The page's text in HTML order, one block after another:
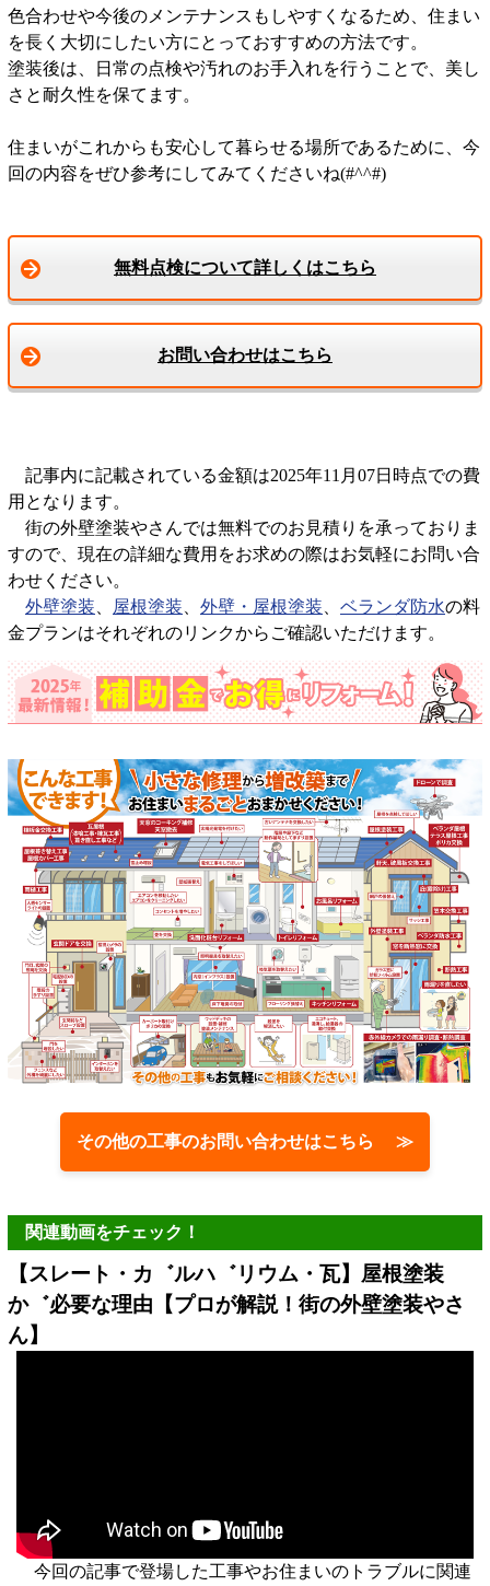
色合わせや今後のメンテナンスもしやすくなるため、住まい
を長く大切にしたい方にとっておすすめの方法です。
塗装後は、日常の点検や汚れのお手入れを行うことで、美し
さと耐久性を保てます。
住まいがこれからも安心して暮らせる場所であるために、今
回の内容をぜひ参考にしてみてくださいね(#^^#)
無料点検について詳しくはこちら
お問い合わせはこちら
記事内に記載されている金額は2025年11月07日時点での費
用となります。
街の外壁塗装やさんでは無料でのお見積りを承っておりま
すので、現在の詳細な費用をお求めの際はお気軽にお問い合
わせください。
外壁塗装
屋根塗装 外壁・屋根塗装 ベランダ防水の料
金プランはそれぞれのリンクからご確認いただけます。
その他の工事のお問い合わせはこちら ≫
関連動画をチェック！
【スレート・カ゛ルハ゛リウム・瓦】屋根塗装
か゛必要な理由【プロが解説！街の外壁塗装やさ
ん】
今回の記事で登場した工事やお住まいのトラブルに関連